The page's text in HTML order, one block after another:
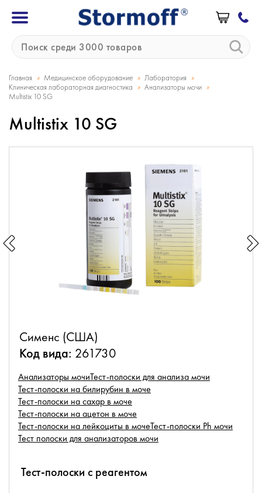
Главная » Медицинское оборудование » Лаборатория »
Клиническая лабораторная диагностика » Анализаторы мочи »
Multistix 10 SG
Multistix 10 SG
Сименс (США)
Код вида: 261730
Анализаторы мочиТест-полоски для анализа мочи
Тест-полоски на билирубин в моче
Тест-полоски на сахар в моче
Тест-полоски на ацетон в моче
Тест-полоски на лейкоциты в мочеТест-полоски Ph мочи
Тест полоски для анализаторов мочи
Тест-полоски с реагентом